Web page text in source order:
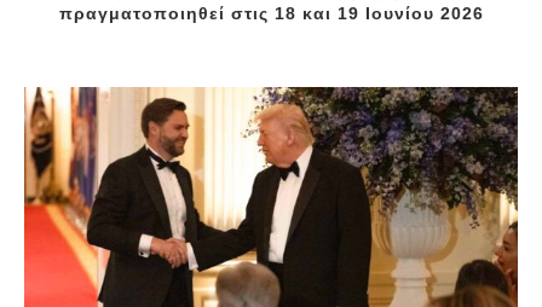
πραγματοποιηθεί στις 18 και 19 Ιουνίου 2026